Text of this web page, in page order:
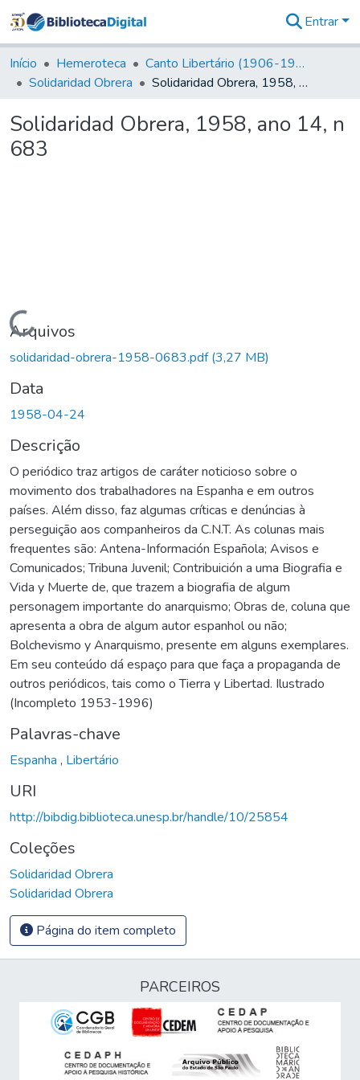
&
Coleções
Tudo na
Digital
Entrar
Início Hemeroteca
Canto Libertário (1906-1995)
Solidaridad Obrera
Solidaridad Obrera, 1958, ano 14, n 683
Solidaridad Obrera, 1958, ano 14, n
683
Carregando...
Arquivos
solidaridad-obrera-1958-0683.pdf(3,27 MB)
Data
1958-04-24
Descrição
O periódico traz artigos de caráter noticioso sobre o
movimento dos trabalhadores na Espanha e em outros
países. Além disso, faz algumas críticas e denúncias à
perseguição aos companheiros da C.N.T. As colunas mais
frequentes são: Antena-Información Española; Avisos e
Comunicados; Tribuna Juvenil; Contribuición a uma Biografia e
Vida y Muerte de, que trazem a biografia de algum
personagem importante do anarquismo; Obras de, coluna que
apresenta a obra de algum autor espanhol ou não;
Bolchevismo y Anarquismo, presente em alguns exemplares.
Em seu conteúdo dá espaço para que faça a propaganda de
outros periódicos, tais como o Tierra y Libertad. Ilustrado
(Incompleto 1953-1996)
Palavras-chave
Espanha , Libertário
URI
http://bibdig.biblioteca.unesp.br/handle/10/25854
Coleções
Solidaridad Obrera
Solidaridad Obrera
Página do item completo
PARCEIROS